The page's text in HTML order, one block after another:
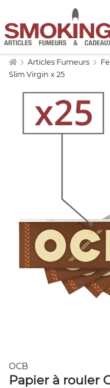
Articles Fumeurs
Slim Virgin x 25
OCB
Papier à rouler